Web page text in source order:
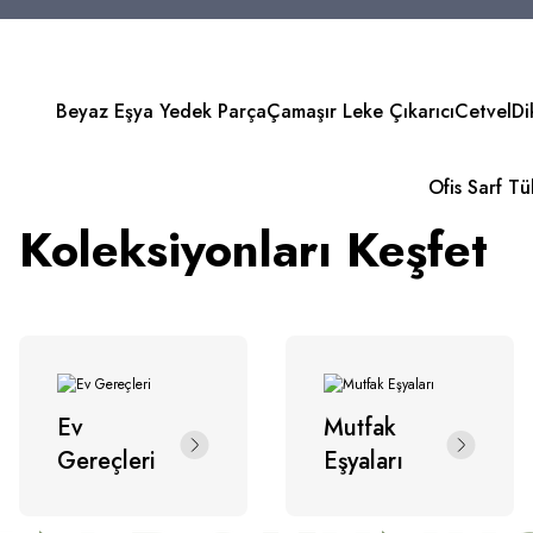
Beyaz Eşya Yedek ParçaÇamaşır Leke ÇıkarıcıCetvel
Ofis Sarf
Koleksiyonları Keşfet
Ev
Gereçleri
Mutfak
Eşyaları